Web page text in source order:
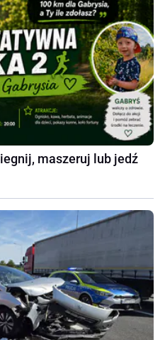
maszeruj lub jedź